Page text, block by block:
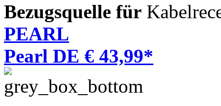
Bezugsquelle für
PEARL
Pearl DE € 43,99*